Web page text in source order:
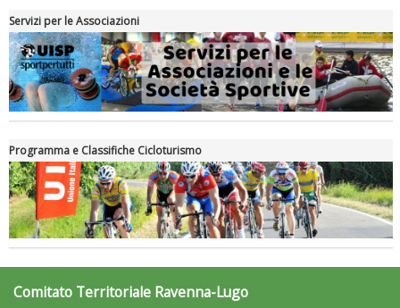
Servizi per le Associazioni
Programma e Classifiche Cicloturismo
Comitato Territoriale Ravenna-Lugo